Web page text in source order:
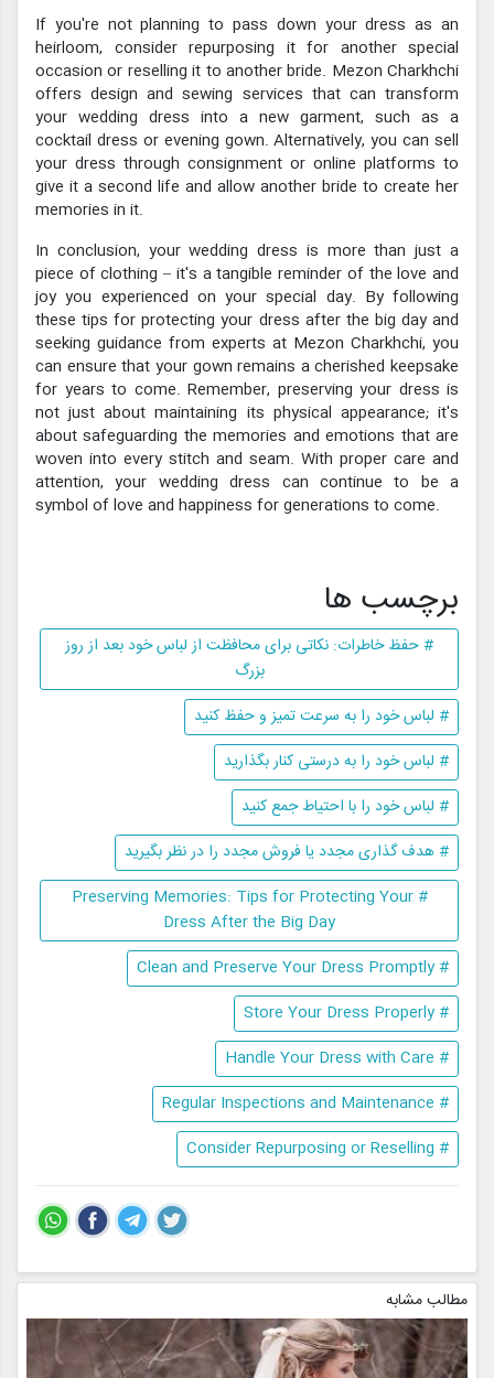
If you're not planning to pass down your dress as an
heirloom, consider repurposing it for another special
occasion or reselling it to another bride. Mezon Charkhchi
offers design and sewing services that can transform
your wedding dress into a new garment, such as a
cocktail dress or evening gown. Alternatively, you can sell
your dress through consignment or online platforms to
give it a second life and allow another bride to create her
memories in it.
In conclusion, your wedding dress is more than just a
piece of clothing – it's a tangible reminder of the love and
joy you experienced on your special day. By following
these tips for protecting your dress after the big day and
seeking guidance from experts at Mezon Charkhchi, you
can ensure that your gown remains a cherished keepsake
for years to come. Remember, preserving your dress is
not just about maintaining its physical appearance; it's
about safeguarding the memories and emotions that are
woven into every stitch and seam. With proper care and
attention, your wedding dress can continue to be a
symbol of love and happiness for generations to come.
برچسب ها
# حفظ خاطرات: نکاتی برای محافظت از لباس خود بعد از روز
بزرگ
# لباس خود را به سرعت تمیز و حفظ کنید
# لباس خود را به درستی کنار بگذارید
# لباس خود را با احتیاط جمع کنید
# هدف گذاری مجدد یا فروش مجدد را در نظر بگیرید
# Preserving Memories: Tips for Protecting Your
Dress After the Big Day
# Clean and Preserve Your Dress Promptly
# Store Your Dress Properly
# Handle Your Dress with Care
# Regular Inspections and Maintenance
# Consider Repurposing or Reselling
مطالب مشابه